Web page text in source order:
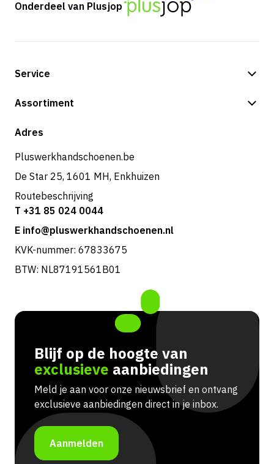
Onderdeel van Plusjop
Service
Betalingsmogelijkheden
Retouren & service
Assortiment
Shop
Adres
Pluswerkhandschoenen.be
De Star 25, 1601 MH, Enkhuizen
Routebeschrijving
T +31 85 024 0044
E info@pluswerkhandschoenen.nl
KVK-nummer: 67833675
BTW: NL87191561B01
Blijf op de hoogte van
exclusieve aanbiedingen
Meld je aan voor onze nieuwsbrief en ontvang
exclusieve aanbiedingen direct in je inbox.
Aanmelden